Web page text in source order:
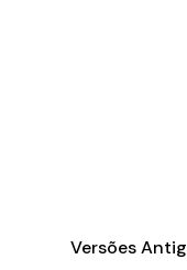
Versões